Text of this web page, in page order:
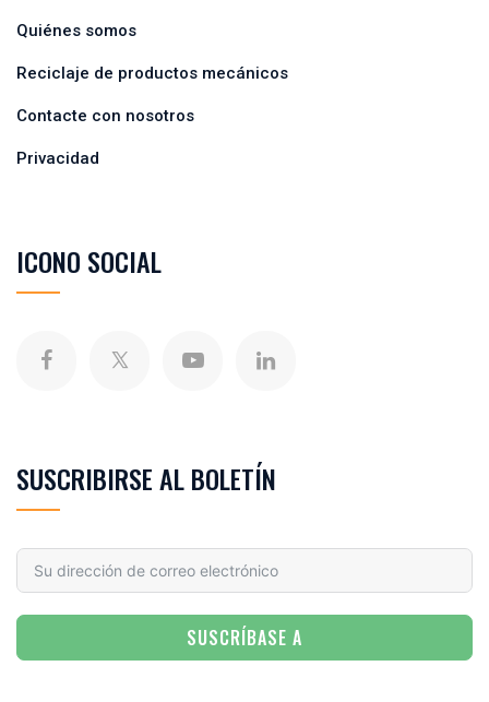
Quiénes somos
Reciclaje de productos mecánicos
Contacte con nosotros
Privacidad
ICONO SOCIAL
SUSCRIBIRSE AL BOLETÍN
SUSCRÍBASE A